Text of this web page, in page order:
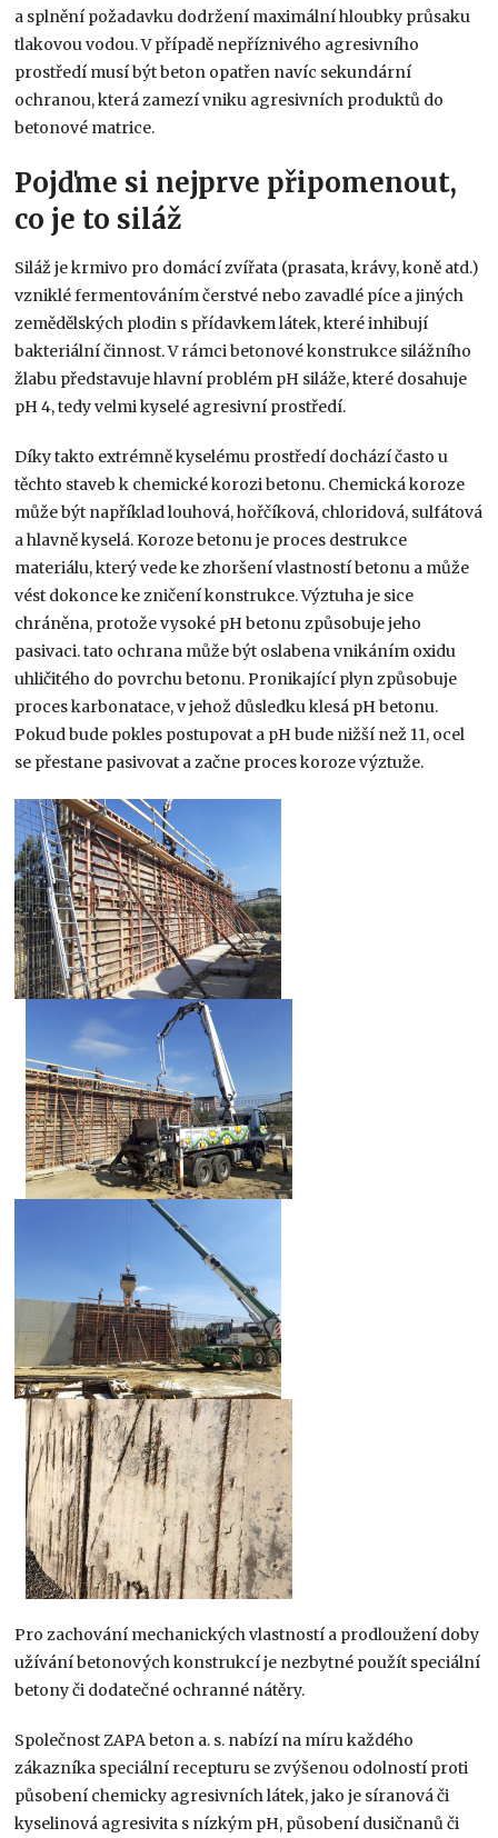
a splnění požadavku dodržení maximální hloubky průsaku
tlakovou vodou. V případě nepříznivého agresivního
prostředí musí být beton opatřen navíc sekundární
ochranou, která zamezí vniku agresivních produktů do
betonové matrice.
Pojďme si nejprve připomenout,
co je to siláž
Siláž je krmivo pro domácí zvířata (prasata, krávy, koně atd.)
vzniklé fermentováním čerstvé nebo zavadlé píce a jiných
zemědělských plodin s přídavkem látek, které inhibují
bakteriální činnost. V rámci betonové konstrukce silážního
žlabu představuje hlavní problém pH siláže, které dosahuje
pH 4, tedy velmi kyselé agresivní prostředí.
Díky takto extrémně kyselému prostředí dochází často u
těchto staveb k chemické korozi betonu. Chemická koroze
může být například louhová, hořčíková, chloridová, sulfátová
a hlavně kyselá. Koroze betonu je proces destrukce
materiálu, který vede ke zhoršení vlastností betonu a může
vést dokonce ke zničení konstrukce. Výztuha je sice
chráněna, protože vysoké pH betonu způsobuje jeho
pasivaci. tato ochrana může být oslabena vnikáním oxidu
uhličitého do povrchu betonu. Pronikající plyn způsobuje
proces karbonatace, v jehož důsledku klesá pH betonu.
Pokud bude pokles postupovat a pH bude nižší než 11, ocel
se přestane pasivovat a začne proces koroze výztuže.
Pro zachování mechanických vlastností a prodloužení doby
užívání betonových konstrukcí je nezbytné použít speciální
betony či dodatečné ochranné nátěry.
Společnost ZAPA beton a. s. nabízí na míru každého
zákazníka speciální recepturu se zvýšenou odolností proti
působení chemicky agresivních látek, jako je síranová či
kyselinová agresivita s nízkým pH, působení dusičnanů či